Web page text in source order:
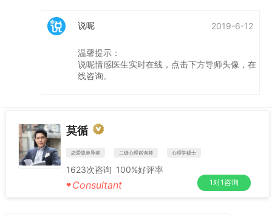
说呢 2019-6-12
温馨提示：
说呢情感医生实时在线，点击下方导师头像，在
线咨询。
莫循
恋爱脱单导师 二级心理咨询师 心理学硕士
1623次咨询 100%好评率
♥ Consultant 1对1咨询